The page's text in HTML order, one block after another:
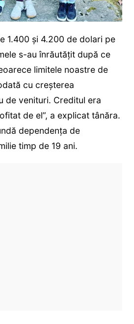
1.400 și 4.200 de dolari pe
s-au înrăutățit după ce
limitele noastre de
cu creșterea
de venituri. Creditul era
de el”, a explicat tânăra.
dependența de
timp de 19 ani.